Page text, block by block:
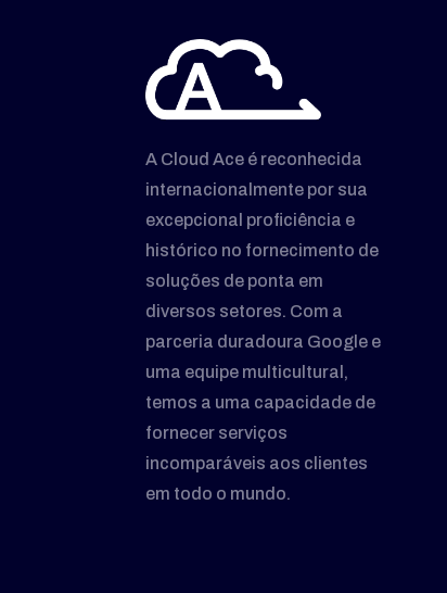
A Cloud Ace é reconhecida
internacionalmente por sua
excepcional proficiência e
histórico no fornecimento de
soluções de ponta em
diversos setores. Com a
parceria duradoura Google e
uma equipe multicultural,
temos a uma capacidade de
fornecer serviços
incomparáveis aos clientes
em todo o mundo.